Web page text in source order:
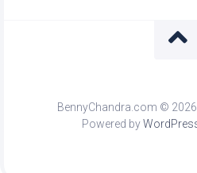
BennyChandra.com ©
Powered by